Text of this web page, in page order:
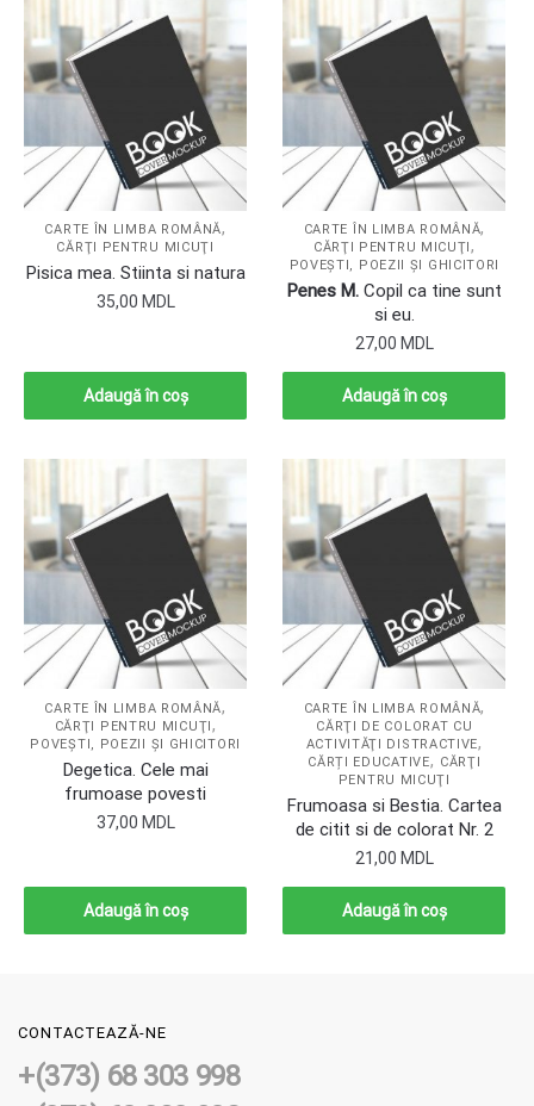
CARTE ÎN LIMBA ROMÂNĂ,
CĂRŢI PENTRU MICUŢI
Pisica mea. Stiinta si natura
35,00 MDL
Adaugă în coș
CARTE ÎN LIMBA ROMÂNĂ,
CĂRŢI PENTRU MICUŢI,
POVEŞTI, POEZII ŞI GHICITORI
Penes M.Copil ca tine sunt
si eu.
27,00 MDL
Adaugă în coș
CARTE ÎN LIMBA ROMÂNĂ,
CĂRŢI PENTRU MICUŢI,
POVEŞTI, POEZII ŞI GHICITORI
Degetica. Cele mai
frumoase povesti
37,00 MDL
Adaugă în coș
CARTE ÎN LIMBA ROMÂNĂ,
CĂRŢI DE COLORAT CU
ACTIVITĂŢI DISTRACTIVE,
CĂRȚI EDUCATIVE, CĂRŢI
PENTRU MICUŢI
Frumoasa si Bestia. Cartea
de citit si de colorat Nr. 2
21,00 MDL
Adaugă în coș
CONTACTEAZĂ-NE
+(373) 68 303 998